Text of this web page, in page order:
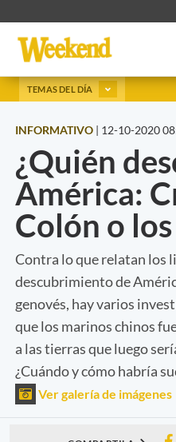
TEMAS DEL DÍA
INFORMATIVO | 12-10-2020
¿Quién
América:
Colón o
Contra lo que relatan los
descubrimiento de
genovés, hay varios
que los marinos chinos
a las tierras que luego
¿Cuándo y cómo habría
Ver galería de imágenes